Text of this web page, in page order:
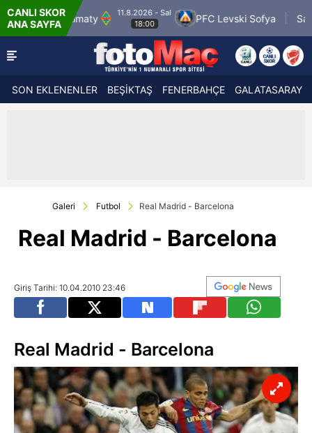
CANLI SKOR
ANA SAYFAPFC Levski Sofya Sabah Masazir
11.8.2026 - Sal
19:00
SON EKLENENLER BEŞİKTAŞ FENERBAHÇE GALATASARAY
Galeri Futbol Real Madrid - Barcelona
Real Madrid - Barcelona
Giriş Tarihi: 10.04.2010 23:46
Real Madrid - Barcelona